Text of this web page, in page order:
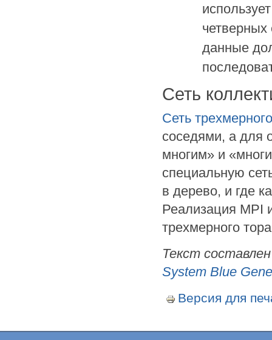
четверных
данные
Сеть
Сеть
соседями, а для
многим» и
специальную
в дерево, и где
Реализация MPI
трехмерного
Текст
System Blue
Версия для